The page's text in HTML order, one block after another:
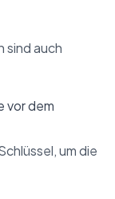
sind auch
vor dem
um die